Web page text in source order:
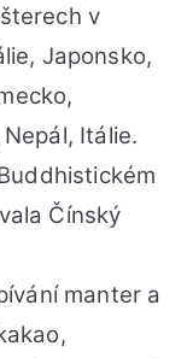
v
Japonsko,
Itálie.
Čínský
manter a